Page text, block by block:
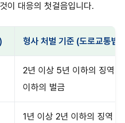
이 대응의 첫걸음입니다.
형사 처벌 기준 (도로교통법
2년 이상 5년 이하의 징역
이하의 벌금
1년 이상 2년 이하의 징역